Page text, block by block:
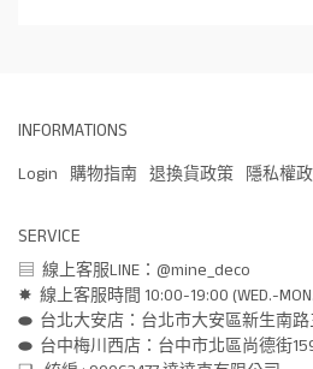
INFORMATIONS
Login 購物指南 退換貨政策 隱私權
SERVICE
▤  線上客服LINE：@mine_deco
✸  線上客服時間 10:00-19:00 (WED.-
⬬  台北大安店：台北市大安區新生南路
⬬  台中梅川西店：台中市北區尚德街